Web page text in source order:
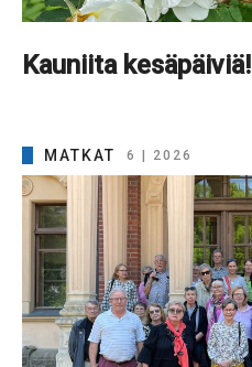
Kauniita kesäpäiviä!
MATKAT 6 | 2026